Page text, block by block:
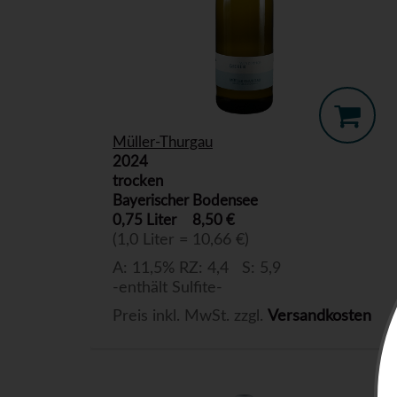
Müller-Thurgau
2024
trocken
Bayerischer Bodensee
0,75 Liter
8,50 €
(1,0 Liter = 10,66 €)
A: 11,5% RZ: 4,4 S: 5,9
-enthält Sulfite-
Preis inkl. MwSt. zzgl. Versandkosten